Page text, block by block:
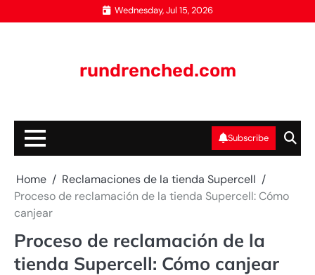
to
Wednesday, Jul 15, 2026
rundrenched.com
Subscribe
Home
Reclamaciones de la tienda Supercell
Proceso de reclamación de la tienda Supercell: Cómo
canjear
Proceso de reclamación de la
tienda Supercell: Cómo canjear